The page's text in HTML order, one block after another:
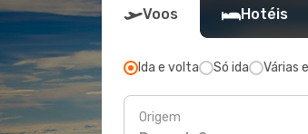
Voos Hotéis
Ida e volta Só ida Várias
Origem